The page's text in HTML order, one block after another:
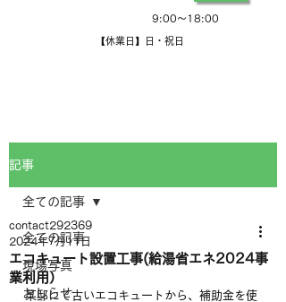
9:00～18:00
【休業日】日・祝日
記事
全ての記事
現場写真
おしらせ
全ての記事
エコキュート設置工事(給湯省エネ2024事
業利用）
contact292369
2024年7月11日
某邸にて古いエコキュートから、補助金を使